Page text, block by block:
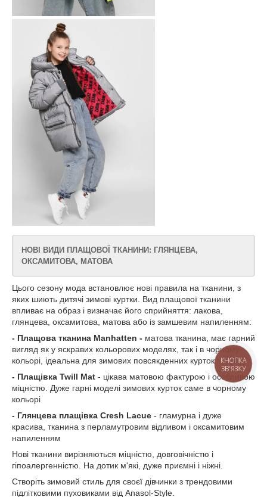
НОВІ ВИДИ ПЛАЩОВОЇ ТКАНИНИ: ГЛЯНЦЕВА,
ОКСАМИТОВА, МАТОВА
Цього сезону мода встановлює нові правила на тканини, з
яких шиють дитячі зимові куртки. Вид плащової тканини
впливає на образ і визначає його сприйняття: лакова,
глянцева, оксамитова, матова або із замшевим напиленням:
- Плащова тканина Manhatten - матова тканина, має гарний
вигляд як у яскравих кольорових моделях, так і в чорному
кольорі, ідеальна для зимових повсякденних курток
- Плащівка Twill Mat - цікава матовою фактурою і особливою
міцністю. Дуже гарні моделі зимових курток саме в чорному
кольорі
- Глянцева плащівка Cresh Lacue - гламурна і дуже
красива, тканина з перламутровим відливом і оксамитовим
напиленням
Нові тканини вирізняються міцністю, довговічністю і
гіпоалергенністю. На дотик м'які, дуже приємні і ніжні.
Створіть зимовий стиль для своєї дівчинки з трендовими
підлітковими пуховиками від Аnasol-Style.
КНОПКА
ЗВ'ЯЗКУ